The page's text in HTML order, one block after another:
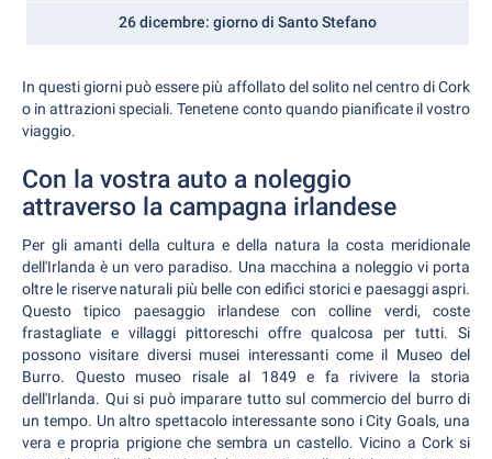
26 dicembre: giorno di Santo Stefano
In questi giorni può essere più affollato del solito nel centro di Cork
o in attrazioni speciali. Tenetene conto quando pianificate il vostro
viaggio.
Con la vostra auto a noleggio
attraverso la campagna irlandese
Per gli amanti della cultura e della natura la costa meridionale
dell'Irlanda è un vero paradiso. Una macchina a noleggio vi porta
oltre le riserve naturali più belle con edifici storici e paesaggi aspri.
Questo tipico paesaggio irlandese con colline verdi, coste
frastagliate e villaggi pittoreschi offre qualcosa per tutti. Si
possono visitare diversi musei interessanti come il Museo del
Burro. Questo museo risale al 1849 e fa rivivere la storia
dell'Irlanda. Qui si può imparare tutto sul commercio del burro di
un tempo. Un altro spettacolo interessante sono i City Goals, una
vera e propria prigione che sembra un castello. Vicino a Cork si